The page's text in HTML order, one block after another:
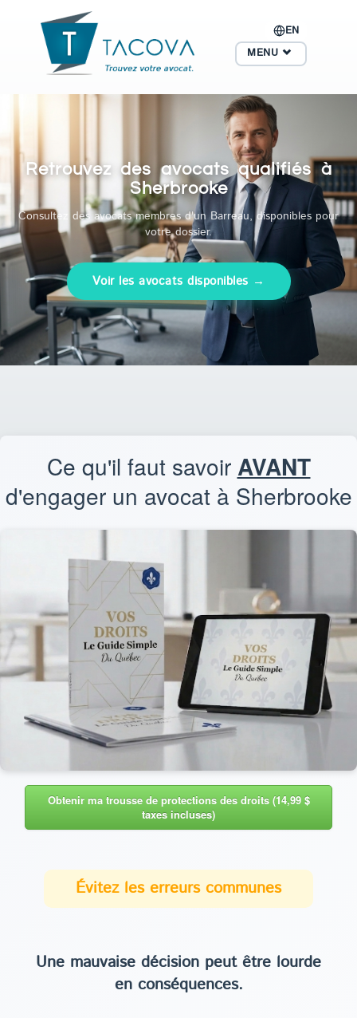
EN
MENU
Retrouvez des avocats qualifiés à
Sherbrooke
Consultez des avocats membres d'un Barreau, disponibles pour
votre dossier.
Voir les avocats disponibles →
Ce qu'il faut savoir AVANT
d'engager un avocat à Sherbrooke
Obtenir ma trousse de protections des droits (14,99 $
taxes incluses)
Évitez les erreurs communes
Une mauvaise décision peut être lourde
en conséquences.